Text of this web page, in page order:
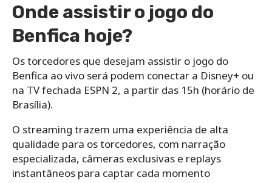
Onde assistir o jogo do
Benfica hoje?
Os torcedores que desejam assistir o jogo do
Benfica ao vivo será podem conectar a Disney+ ou
na TV fechada ESPN 2, a partir das 15h (horário de
Brasília).
O streaming trazem uma experiência de alta
qualidade para os torcedores, com narração
especializada, câmeras exclusivas e replays
instantâneos para captar cada momento